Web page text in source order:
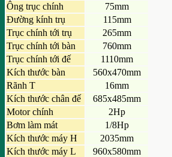
Ông trục chính
75mm
Đường kính trụ
115mm
Trục chính tới trụ
265mm
Trục chính tới bàn
760mm
Trục chính tới đế
1110mm
Kích thước bàn
560x470mm
Rãnh T
16mm
Kích thước chân đế
685x485mm
Motor chính
2Hp
Bơm làm mát
1/8Hp
Kích thước máy H
2035mm
Kích thước máy L
960x580mm